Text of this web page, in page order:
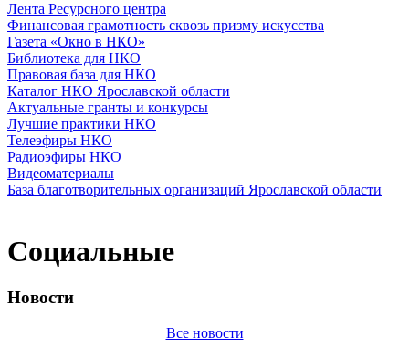
Лента Ресурсного центра
Финансовая грамотность сквозь призму искусства
Газета «Окно в НКО»
Библиотека для НКО
Правовая база для НКО
Каталог НКО Ярославской области
Актуальные гранты и конкурсы
Лучшие практики НКО
Телеэфиры НКО
Радиоэфиры НКО
Видеоматериалы
База благотворительных организаций Ярославской области
Социальные
Новости
Все новости